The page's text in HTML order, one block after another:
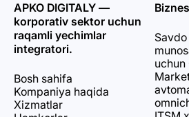
APKO DIGITALY —
korporativ sektor uchun
raqamli yechimlar
integratori.
Bosh sahifa
Kompaniya haqida
Xizmatlar
uchun